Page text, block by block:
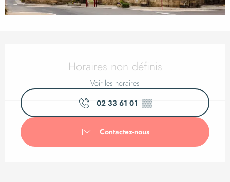
Ouverture et
Horaires non définis
Voir les horaires
02 33 61 01 ▒▒
Contactez-nous